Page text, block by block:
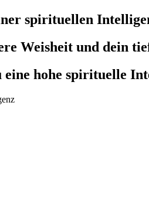
spirituellen
Weisheit und dein
eine hohe spirituelle